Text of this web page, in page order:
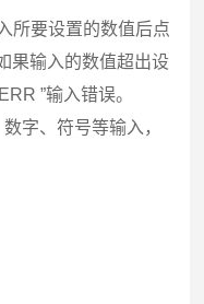
所要设置的数值后点
果输入的数值超出设
”输入错误。
字、符号等输入，